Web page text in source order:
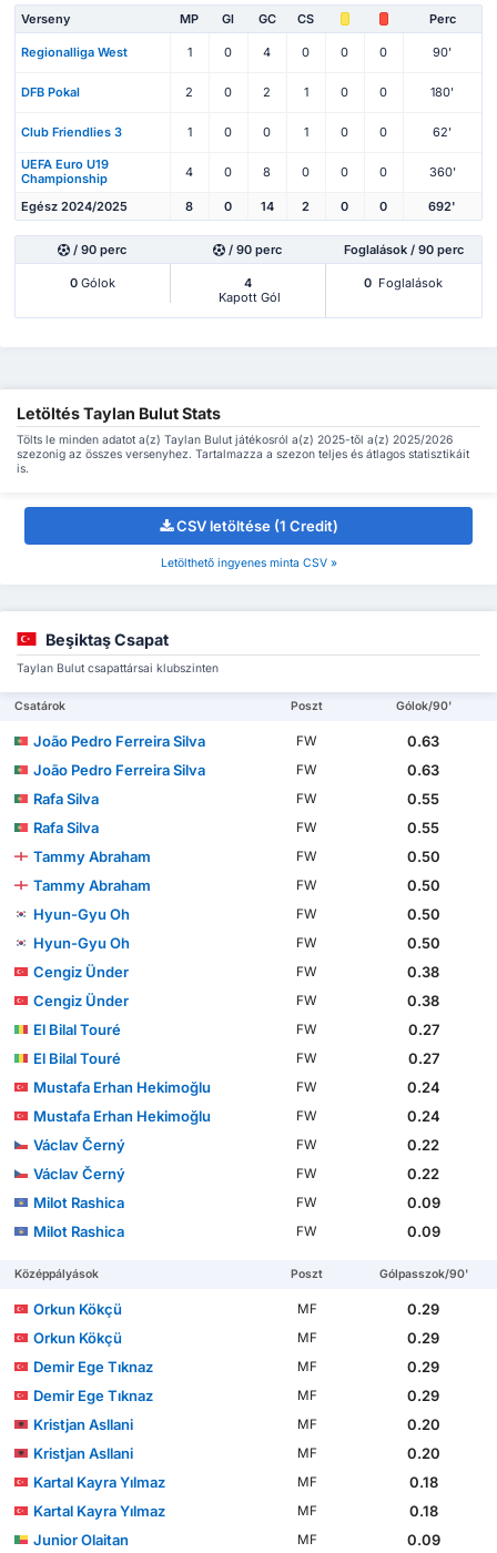
Verseny MP Gl GC CS Perc
Regionalliga West 1 0 4 0 0 0 90'
DFB Pokal 2 0 2 1 0 0 180'
Club Friendlies 3 1 0 0 1 0 0 62'
UEFA Euro U19
Championship
4 0 8 0 0 0 360'
Egész 2024/2025 8 0 14 2 0 0 692'
/ 90 perc / 90 perc Foglalások / 90 perc
0Gólok
4
Kapott Gól
0 Foglalások
Letöltés Taylan Bulut Stats
Tölts le minden adatot a(z) Taylan Bulut játékosról a(z) 2025-től a(z) 2025/2026
szezonig az összes versenyhez. Tartalmazza a szezon teljes és átlagos statisztikáit
is.
CSV letöltése (1 Credit)
Letölthető ingyenes minta CSV »
Beşiktaş Csapat
Taylan Bulut csapattársai klubszinten
Csatárok Poszt Gólok/90'
João Pedro Ferreira Silva FW
0.63
João Pedro Ferreira Silva
FW
0.63
Rafa Silva
FW
0.55
Rafa Silva
FW
0.55
Tammy Abraham
FW
0.50
Tammy Abraham
FW
0.50
Hyun-Gyu Oh
FW
0.50
Hyun-Gyu Oh
FW
0.50
Cengiz Ünder
FW
0.38
Cengiz Ünder
FW
0.38
El Bilal Touré
FW
0.27
El Bilal Touré
FW
0.27
Mustafa Erhan Hekimoğlu
FW
0.24
Mustafa Erhan Hekimoğlu
FW
0.24
Václav Černý
FW
0.22
Václav Černý
FW
0.22
Milot Rashica
FW
0.09
Milot Rashica
FW 0.09
Középpályások Poszt Gólpasszok/90'
Orkun Kökçü MF
0.29
Orkun Kökçü
MF
0.29
Demir Ege Tıknaz
MF
0.29
Demir Ege Tıknaz
MF
0.29
Kristjan Asllani
MF
0.20
Kristjan Asllani
MF
0.20
Kartal Kayra Yılmaz
MF
0.18
Kartal Kayra Yılmaz
MF
0.18
Junior Olaitan
MF 0.09